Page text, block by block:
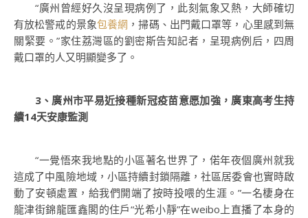
“廣州曾經好久沒呈現病例了，此刻氣象又熱，大師確切
有放松警戒的景象包養網 ，掃碼、出門戴口罩等，心里感到無
關緊要。”家住荔灣區的劉密斯告知記者，呈現病例后，四周
戴口罩的人又明顯變多了。
3、廣州市平易近接種新冠疫苗意愿加強，廣東高考生持
續14天安康監測
“一覺悟來我地點的小區著名世界了，偌年夜個廣州就我
這成了中風險地域，小區持續封鎖隔離，社區居委會也實時啟
動了安頓處置，給我們開端了按時投喂的生涯。”一名棲身在
龍津街錦龍匯鑫閣的住戶“光希小靜”在weibo上直播了本身的